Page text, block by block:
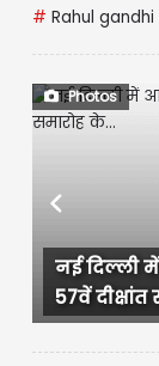
# Rahul gandhi
Photos
दिल्ली के
Previous